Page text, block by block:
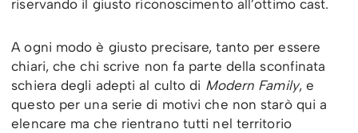
riservando il giusto riconoscimento all’ottimo cast.
A ogni modo è giusto precisare, tanto per essere
chiari, che chi scrive non fa parte della sconfinata
schiera degli adepti al culto di Modern Family, e
questo per una serie di motivi che non starò qui a
elencare ma che rientrano tutti nel territorio